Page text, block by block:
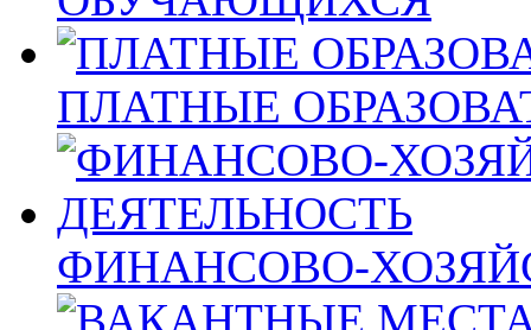
ПЛАТНЫЕ
ФИНАНСОВО-